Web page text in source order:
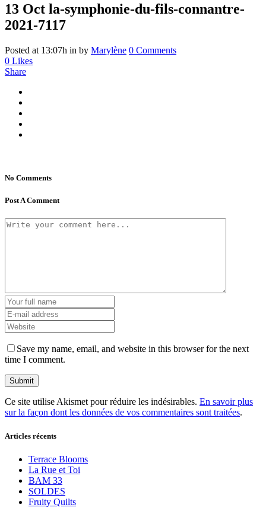
13 Oct la-symphonie-du-fils-connantre-
2021-7117
Posted at 13:07h in by Marylène 0 Comments
0 Likes
Share
No Comments
Post A Comment
Save my name, email, and website in this browser for the next
time I comment.
Ce site utilise Akismet pour réduire les indésirables. En savoir plus
sur la façon dont les données de vos commentaires sont traitées.
Articles récents
Terrace Blooms
La Rue et Toi
BAM 33
SOLDES
Fruity Quilts